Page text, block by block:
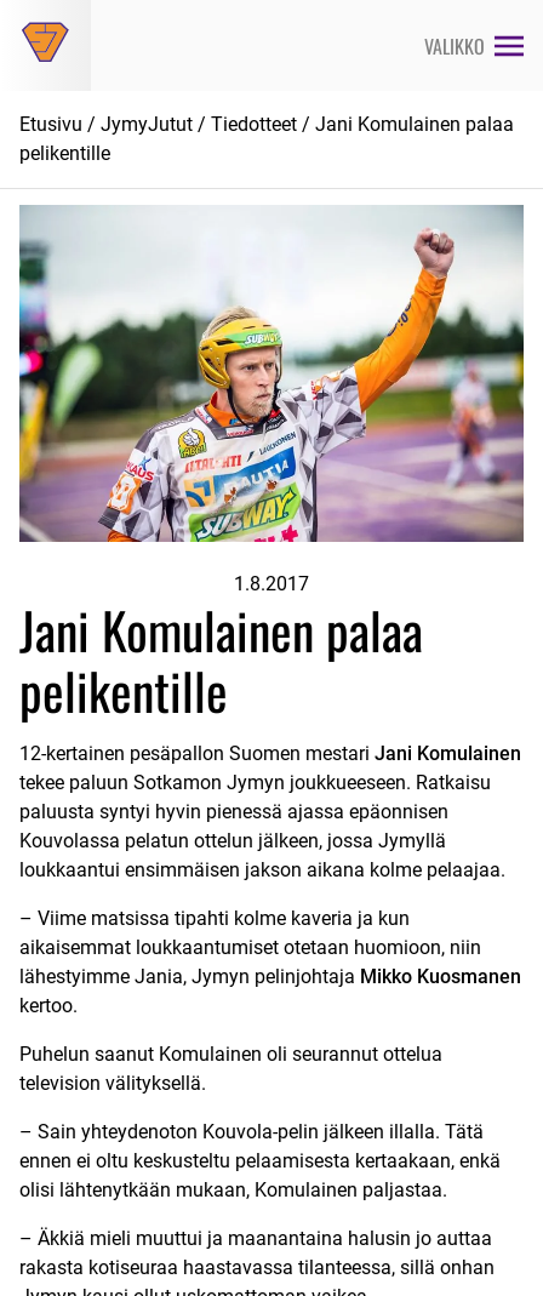
suoraan
VALIKKO
Etusivu / JymyJutut / Tiedotteet / Jani Komulainen palaa
pelikentille
1.8.2017
Jani Komulainen palaa
pelikentille
12-kertainen pesäpallon Suomen mestari Jani Komulainen
tekee paluun Sotkamon Jymyn joukkueeseen. Ratkaisu
paluusta syntyi hyvin pienessä ajassa epäonnisen
Kouvolassa pelatun ottelun jälkeen, jossa Jymyllä
loukkaantui ensimmäisen jakson aikana kolme pelaajaa.
– Viime matsissa tipahti kolme kaveria ja kun
aikaisemmat loukkaantumiset otetaan huomioon, niin
lähestyimme Jania, Jymyn pelinjohtaja Mikko Kuosmanen
kertoo.
Puhelun saanut Komulainen oli seurannut ottelua
television välityksellä.
– Sain yhteydenoton Kouvola-pelin jälkeen illalla. Tätä
ennen ei oltu keskusteltu pelaamisesta kertaakaan, enkä
olisi lähtenytkään mukaan, Komulainen paljastaa.
– Äkkiä mieli muuttui ja maanantaina halusin jo auttaa
rakasta kotiseuraa haastavassa tilanteessa, sillä onhan